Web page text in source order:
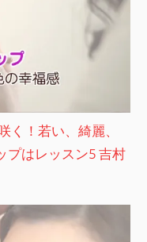
く！若い、綺麗、
プはレッスン5 吉村